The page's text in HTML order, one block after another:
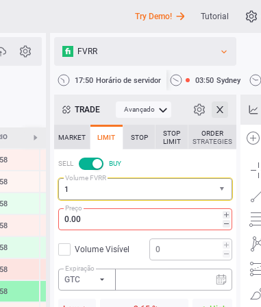
Try Demo! Tutorial
ALTERAR
-0.32 %
-0.11 %
0.52 %
-0.36 %
-0.83 %
3.38 %
FVRR
17:50 Horário de servidor 03:50 Sydney
TRADE Avançado
MARKET LIMIT STOP
STOP
LIMIT
ORDER
STRATEGIES
SELL
BUY
Volume FVRR
Preço
Volume Visível
Expiração
GTC